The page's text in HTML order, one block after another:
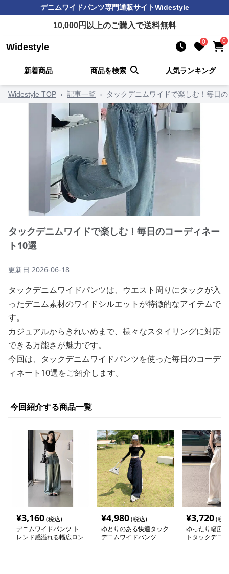
デニムワイドパンツ専門通販サイトWidestyle
10,000円以上のご購入で送料無料
Widestyle 0 0
新着商品 商品を検索 人気ランキング
Widestyle TOP › 記事一覧 › タックデニムワイドで楽しむ！毎日
タックデニムワイドで楽しむ！毎日のコーディネー
ト10選
更新日 2026-06-18
タックデニムワイドパンツは、ウエスト周りにタックが入
ったデニム素材のワイドシルエットが特徴的なアイテムで
す。
カジュアルからきれいめまで、様々なスタイリングに対応
できる万能さが魅力です。
今回は、タックデニムワイドパンツを使った毎日のコーデ
ィネート10選をご紹介します。
今回紹介する商品一覧
¥3,160(税込)
デニムワイドパンツ ト
レンド感溢れる幅広ロン
¥4,980(税込)
ゆとりのある快適タック
デニムワイドパンツ
¥3,720(税
ゆったり幅広
トタックデニ